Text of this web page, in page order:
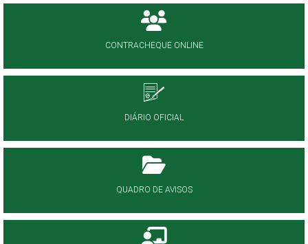
CONTRACHEQUE ONLINE
DIÁRIO OFICIAL
QUADRO DE AVISOS